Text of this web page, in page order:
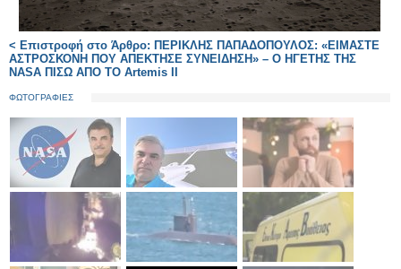
< Επιστροφή στο Άρθρο: ΠΕΡΙΚΛΗΣ ΠΑΠΑΔΟΠΟΥΛΟΣ: «ΕΙΜΑΣΤΕ
ΑΣΤΡΟΣΚΟΝΗ ΠΟΥ ΑΠΕΚΤΗΣΕ ΣΥΝΕΙΔΗΣΗ» – Ο ΗΓΕΤΗΣ ΤΗΣ
NASA ΠΙΣΩ ΑΠΟ ΤΟ Artemis II
ΦΩΤΟΓΡΑΦΙΕΣ